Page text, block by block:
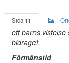
Sida 11
ett barns vistelse
bidraget.
Förmånstid